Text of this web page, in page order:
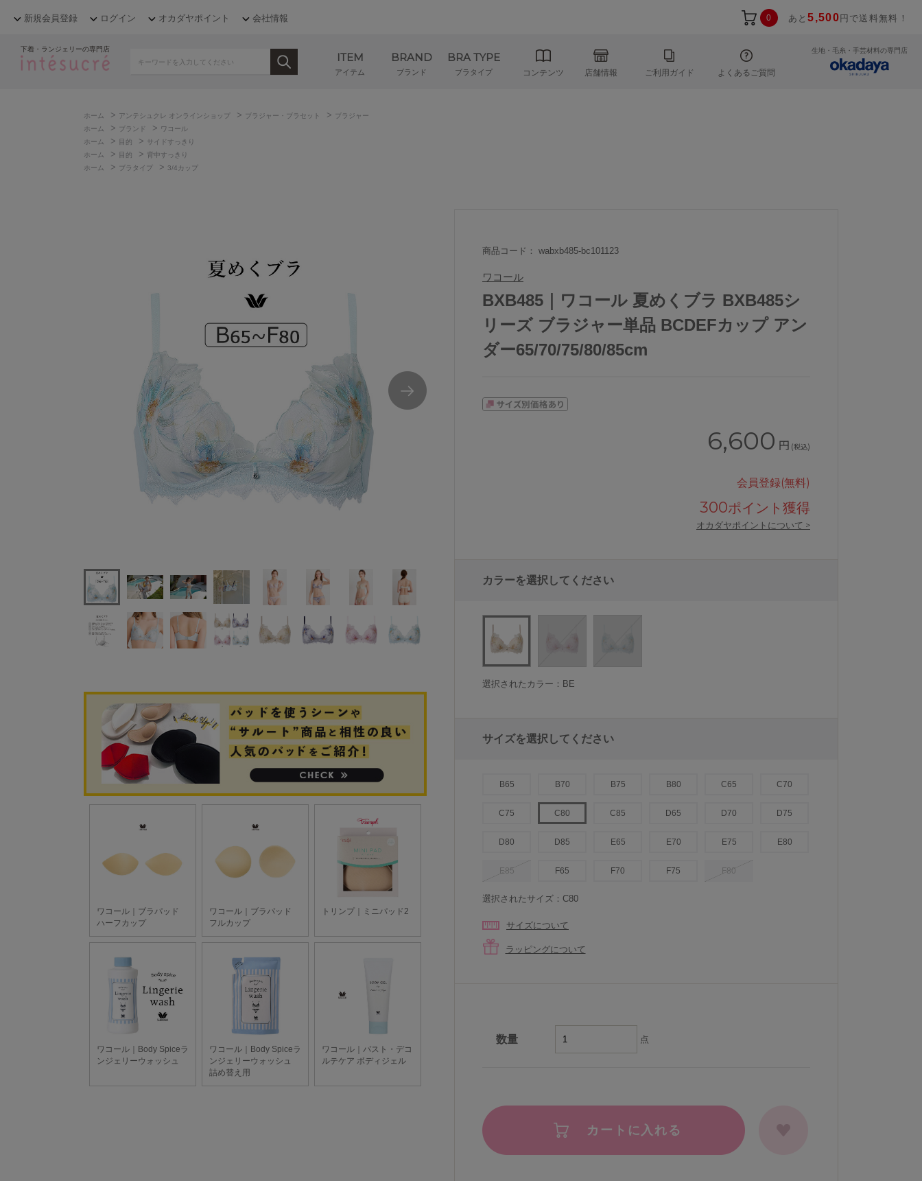
新規会員登録 ログイン オカダヤポイント 会社情報 0 あと5,500 円で送料無料！
下着・ランジェリーの専門店
ITEM
アイテム
BRAND
ブランド
BRA TYPE
ブラタイプ コンテンツ 店舗情報 ご利用ガイド よくあるご質問
生地・毛糸・手芸材料の専門店
ホーム > アンテシュクレ オンラインショップ > ブラジャー・ブラセット > ブラジャー
ホーム
> ブランド > ワコール
ホーム
> 目的 > サイドすっきり
ホーム
> 目的 >
背中すっきり
ホーム
> ブラタイプ > 3/4カップ
商品コード： wabxb485-bc101123
ワコール
BXB485｜ワコール 夏めくブラ BXB485シ
リーズ ブラジャー単品 BCDEFカップ アン
ダー65/70/75/80/85cm
6,600 円 (税込)
会員登録(無料)
300ポイント獲得
オカダヤポイントについて >
カラーを選択してください
選択されたカラー：BE
サイズを選択してください
B65 B70 B75 B80 C65 C70
C75 C80 C85 D65 D70 D75
D80 D85 E65 E70 E75 E80
E85 F65 F70 F75 F80
選択されたサイズ：C80
サイズについて
ラッピングについて
数量 点
カートに入れる